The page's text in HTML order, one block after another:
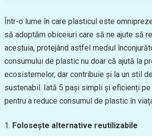
Într-o lume în care plasticul este
să adoptăm obiceiuri care să ne ajute să
acestuia, protejând astfel mediul
consumului de plastic nu doar că ajută la
ecosistemelor, dar contribuie și la un stil
sustenabil. Iată 5 pași simpli și eficienți
pentru a reduce consumul de plastic în
Folosește alternative reutilizabile